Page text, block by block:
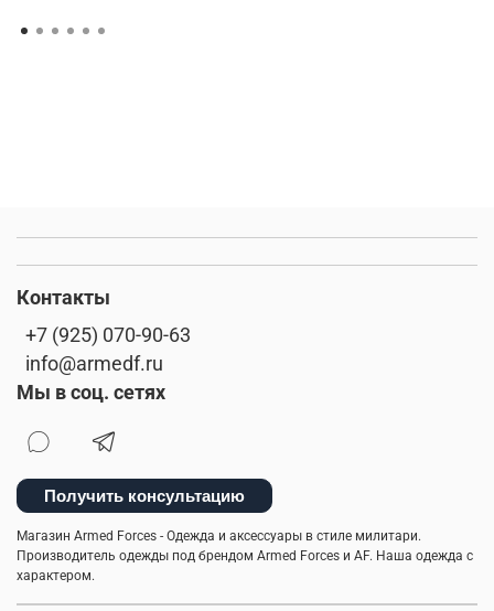
Контакты
+7 (925) 070-90-63
info@armedf.ru
Мы в соц. сетях
Получить консультацию
Магазин Armed Forces - Одежда и аксессуары в стиле милитари.
Производитель одежды под брендом Armed Forces и AF. Наша одежда с
характером.